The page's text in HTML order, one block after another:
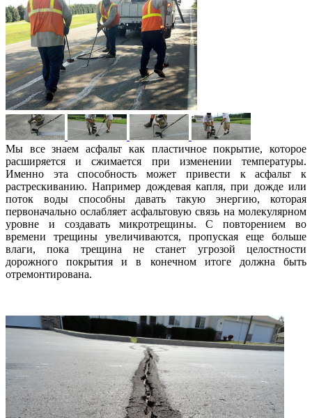
Мы все знаем асфальт как пластичное покрытие, которое
расширяется и сжимается при изменении температуры.
Именно эта способность может привести к асфальт к
растрескиванию. Например дождевая капля, при дожде или
поток воды способны давать такую энергию, которая
первоначально ослабляет асфальтовую связь на молекулярном
уровне и создавать микротрещины. С повторением во
времени трещины увеличиваются, пропуская еще больше
влаги, пока трещина не станет угрозой целостности
дорожного покрытия и в конечном итоге должна быть
отремонтирована.